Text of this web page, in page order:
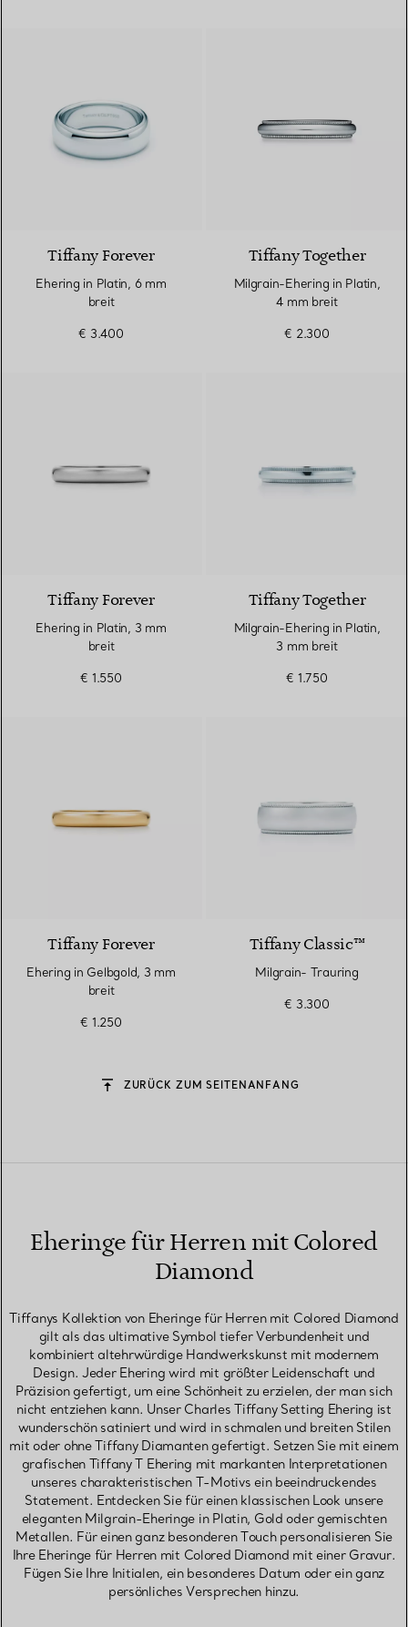
Tiffany Forever
Ehering in Platin, 6 mm
breit
€ 3.400
Tiffany Together
Milgrain-Ehering in Platin,
4 mm breit
€ 2.300
Tiffany Forever
Ehering in Platin, 3 mm
breit
€ 1.550
Tiffany Together
Milgrain-Ehering in Platin,
3 mm breit
€ 1.750
Tiffany Forever
Ehering in Gelbgold, 3 mm
breit
€ 1.250
Tiffany Classic™
Milgrain- Trauring
€ 3.300
ZURÜCK ZUM SEITENANFANG
Eheringe für Herren mit Colored
Diamond
Tiffanys Kollektion von Eheringe für Herren mit Colored Diamond
gilt als das ultimative Symbol tiefer Verbundenheit und
kombiniert altehrwürdige Handwerkskunst mit modernem
Design. Jeder Ehering wird mit größter Leidenschaft und
Präzision gefertigt, um eine Schönheit zu erzielen, der man sich
nicht entziehen kann. Unser Charles Tiffany Setting Ehering ist
wunderschön satiniert und wird in schmalen und breiten Stilen
mit oder ohne Tiffany Diamanten gefertigt. Setzen Sie mit einem
grafischen Tiffany T Ehering mit markanten Interpretationen
unseres charakteristischen T-Motivs ein beeindruckendes
Statement. Entdecken Sie für einen klassischen Look unsere
eleganten Milgrain-Eheringe in Platin, Gold oder gemischten
Metallen. Für einen ganz besonderen Touch personalisieren Sie
Ihre Eheringe für Herren mit Colored Diamond mit einer Gravur.
Fügen Sie Ihre Initialen, ein besonderes Datum oder ein ganz
persönliches Versprechen hinzu.